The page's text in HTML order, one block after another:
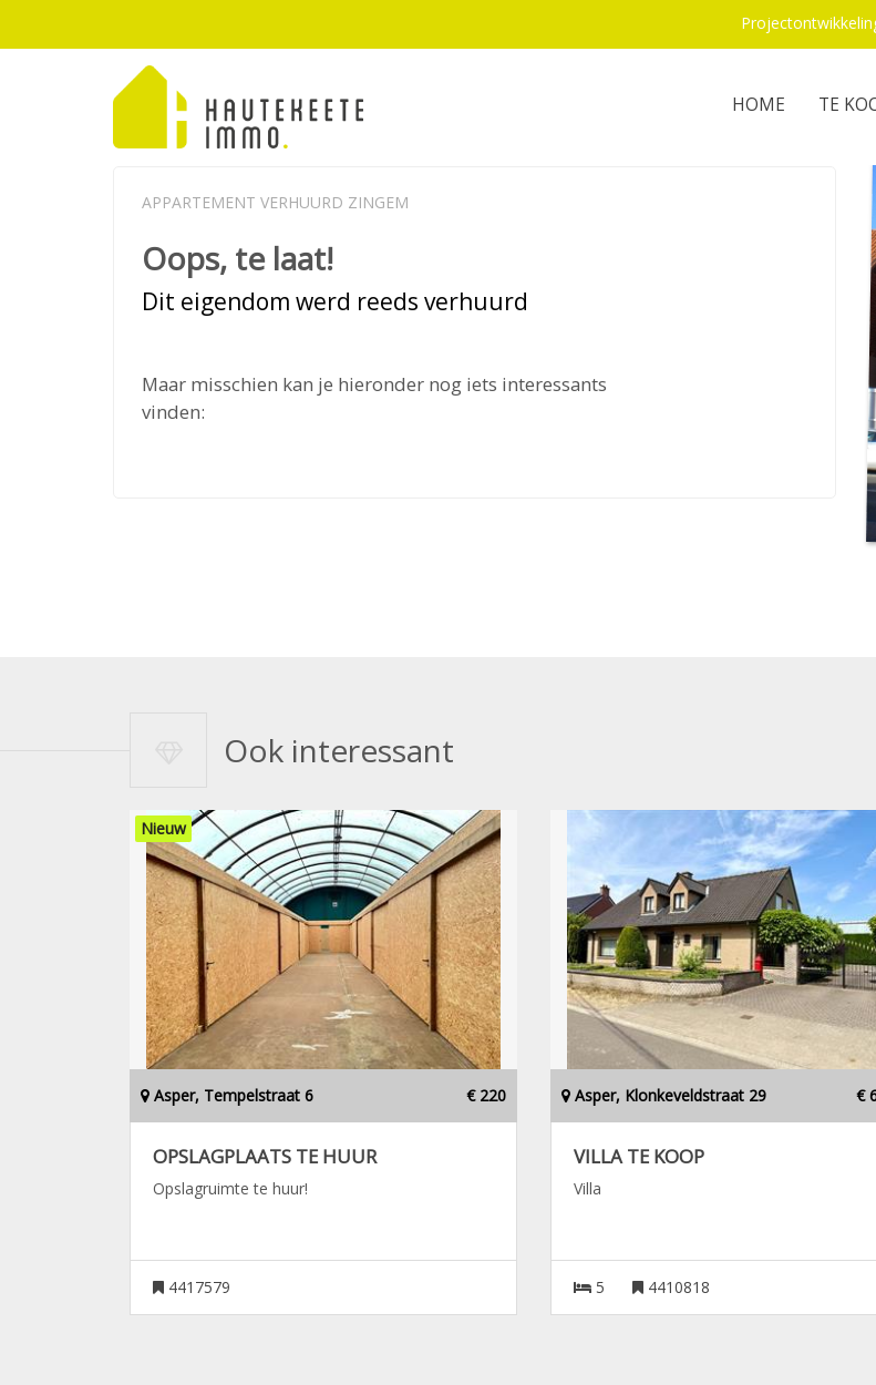
HOME TE
APPARTEMENT VERHUURD ZINGEM
Oops, te laat!
Dit eigendom werd reeds verhuurd
Maar misschien kan je hieronder nog iets interessants
vinden:
Ook interessant
Nieuw
Asper, Tempelstraat 6 € 220
OPSLAGPLAATS TE HUUR
Opslagruimte te huur!
4417579
Asper, Klonkeveldstraat 29 €
VILLA TE KOOP
Villa
5 4410818